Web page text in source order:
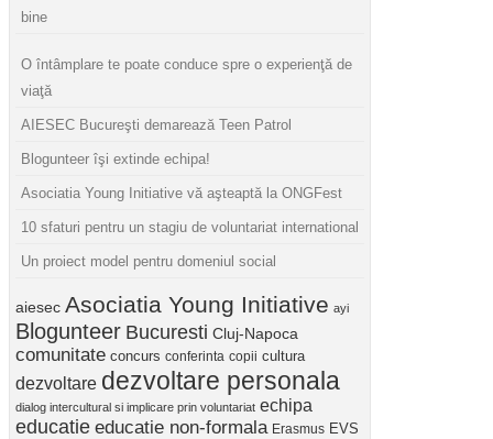
bine
O întâmplare te poate conduce spre o experienţă de
viaţă
AIESEC Bucureşti demarează Teen Patrol
Blogunteer îşi extinde echipa!
Asociatia Young Initiative vă aşteaptă la ONGFest
10 sfaturi pentru un stagiu de voluntariat international
Un proiect model pentru domeniul social
aiesec Asociatia Young Initiative ayi
Blogunteer Bucuresti Cluj-Napoca
comunitate concurs conferinta copii cultura
dezvoltare dezvoltare personala
dialog intercultural si implicare prin voluntariat echipa
educatie educatie non-formala Erasmus EVS